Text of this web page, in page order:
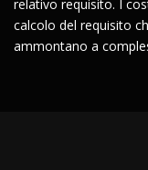
relativo requisito. I
calcolo del requisito
ammontano a